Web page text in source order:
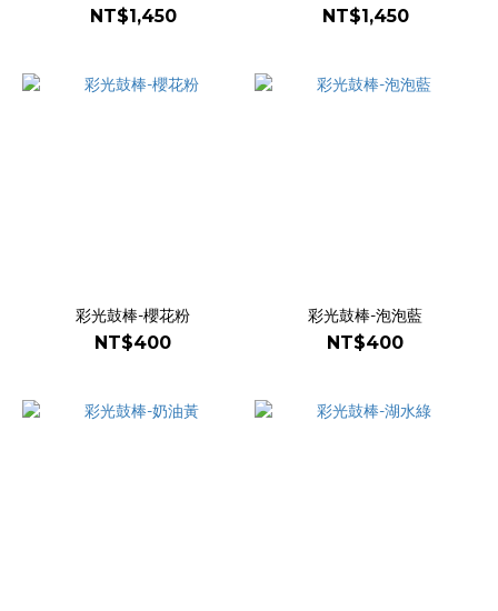
NT$1,450 NT$1,450
彩光鼓棒-櫻花粉
NT$400
彩光鼓棒-泡泡藍
NT$400